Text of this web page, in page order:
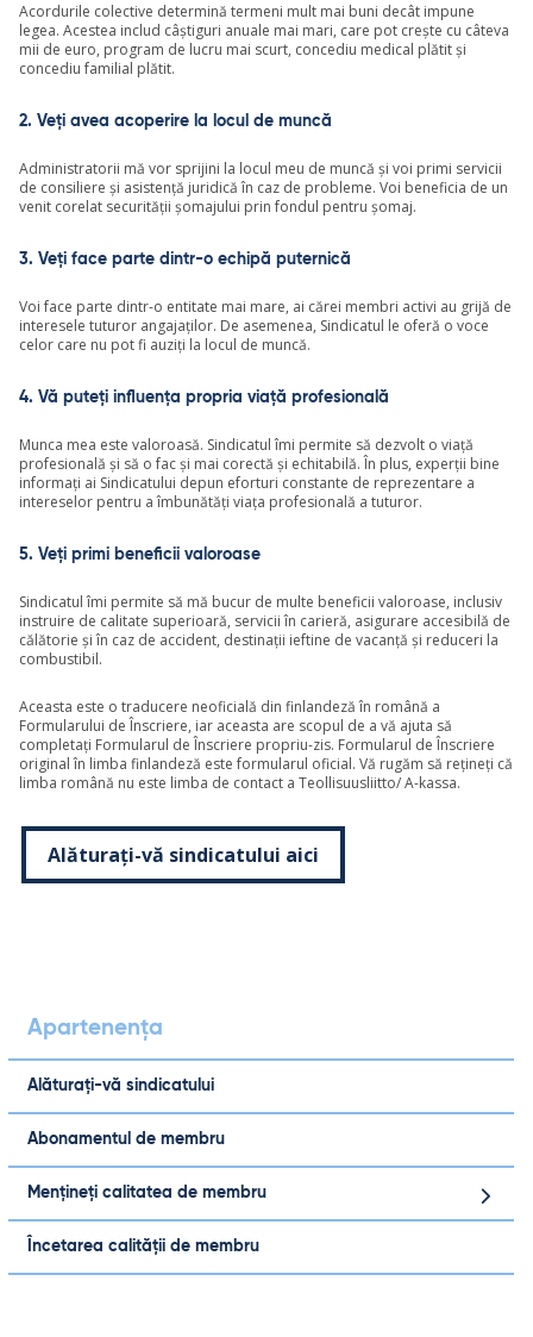
Apartenența
Alăturați-vă sindicatului
Abonamentul de membru
Mențineți calitatea de membru
Încetarea calității de membru
Acordurile colective determină termeni mult mai buni decât impune
legea. Acestea includ câștiguri anuale mai mari, care pot crește cu câteva
mii de euro, program de lucru mai scurt, concediu medical plătit și
concediu familial plătit.
2. Veți avea acoperire la locul de muncă
Administratorii mă vor sprijini la locul meu de muncă și voi primi servicii
de consiliere și asistență juridică în caz de probleme. Voi beneficia de un
venit corelat securității șomajului prin fondul pentru șomaj.
3. Veți face parte dintr-o echipă puternică
Voi face parte dintr-o entitate mai mare, ai cărei membri activi au grijă de
interesele tuturor angajaților. De asemenea, Sindicatul le oferă o voce
celor care nu pot fi auziți la locul de muncă.
4. Vă puteți influența propria viață profesională
Munca mea este valoroasă. Sindicatul îmi permite să dezvolt o viață
profesională și să o fac și mai corectă și echitabilă. În plus, experții bine
informați ai Sindicatului depun eforturi constante de reprezentare a
intereselor pentru a îmbunătăți viața profesională a tuturor.
5. Veți primi beneficii valoroase
Sindicatul îmi permite să mă bucur de multe beneficii valoroase, inclusiv
instruire de calitate superioară, servicii în carieră, asigurare accesibilă de
călătorie și în caz de accident, destinații ieftine de vacanță și reduceri la
combustibil.
Aceasta este o traducere neoficială din finlandeză în română a
Formularului de Înscriere, iar aceasta are scopul de a vă ajuta să
completați Formularul de Înscriere propriu-zis. Formularul de Înscriere
original în limba finlandeză este formularul oficial. Vă rugăm să rețineți că
limba română nu este limba de contact a Teollisuusliitto/ A-kassa.
Alăturați-vă sindicatului aici